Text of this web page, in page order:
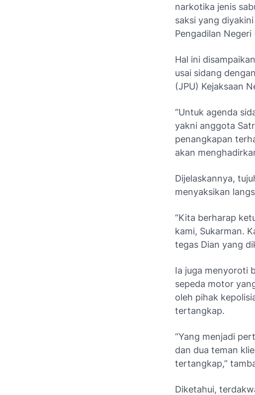
narkotika jenis
saksi yang
Pengadilan
Hal ini
usai sidang
(JPU) Kejaksaan
“Untuk agenda
yakni anggota
penangkapan
akan
Dijelaskannya,
menyaksikan
“Kita berharap
kami, Sukarman.
tegas Dian yang
Ia juga menyoroti
sepeda motor
oleh pihak
tertangkap.
“Yang menjadi
dan dua teman
tertangkap,”
Diketahui,